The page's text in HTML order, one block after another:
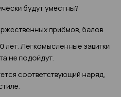
будут уместны?
приёмов, балов.
лет. Легкомысленные завитки
не подойдут.
соответствующий наряд,